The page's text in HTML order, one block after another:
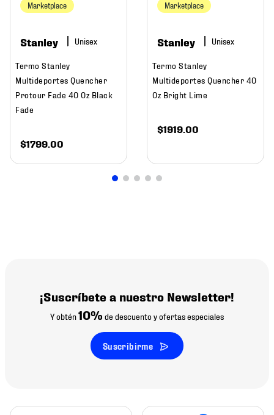
Marketplace
Stanley
Termo Stanley
Multideportes Quencher
Protour Fade 40 Oz Black
Fade
$1799.00
Marketplace
Stanley
Termo Stanley
Multideportes Quencher 40
Oz Bright Lime
$1919.00
¡Suscríbete a nuestro Newsletter!
Y obtén10% de descuento y ofertas especiales
Suscribirme